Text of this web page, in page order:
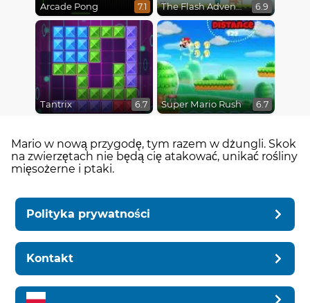
Arcade Pong 7.1 The Flash Adventures 6.9
Tantrix 6.7 Super Mario Rush 6.7
Mario w nową przygodę, tym razem w dżungli. Skok
na zwierzętach nie będą cię atakować, unikać rośliny
mięsożerne i ptaki.
Polityka prywatności
Kontakt